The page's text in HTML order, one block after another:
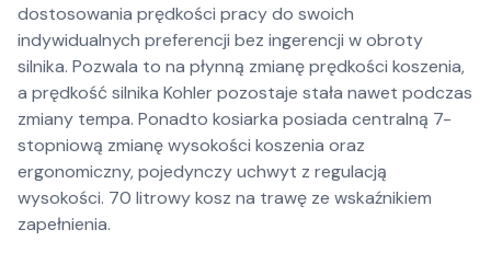
dostosowania prędkości pracy do swoich
indywidualnych preferencji bez ingerencji w obroty
silnika. Pozwala to na płynną zmianę prędkości koszenia,
a prędkość silnika Kohler pozostaje stała nawet podczas
zmiany tempa. Ponadto kosiarka posiada centralną 7-
stopniową zmianę wysokości koszenia oraz
ergonomiczny, pojedynczy uchwyt z regulacją
wysokości. 70 litrowy kosz na trawę ze wskaźnikiem
zapełnienia.